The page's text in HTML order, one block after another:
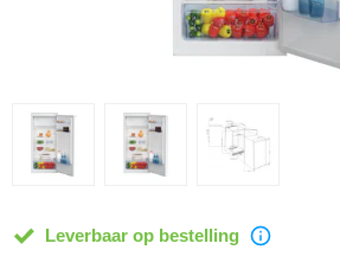
Leverbaar op bestelling